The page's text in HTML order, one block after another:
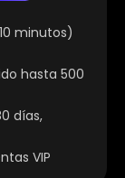
minutos)
hasta 500
días,
VIP